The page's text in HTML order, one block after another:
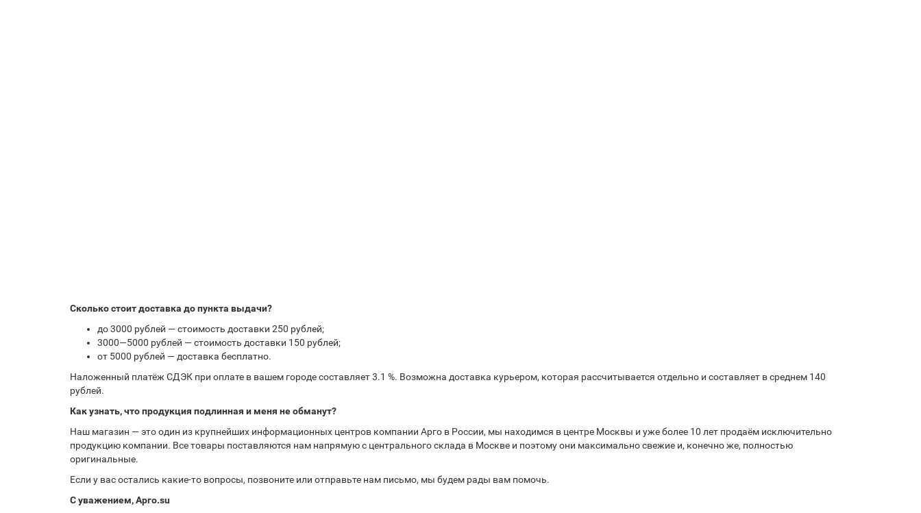
Сколько стоит доставка до пункта выдачи?
до 3000 рублей — стоимость доставки 250 рублей;
3000—5000 рублей — стоимость доставки 150 рублей;
от 5000 рублей — доставка бесплатно.
Наложенный платёж СДЭК при оплате в вашем городе составляет 3.1 %. Возможна доставка курьером, которая рассчитывается отдельно и составляет в среднем 140
рублей.
Как узнать, что продукция подлинная и меня не обманут?
Наш магазин — это один из крупнейших информационных центров компании Арго в России, мы находимся в центре Москвы и уже более 10 лет продаём исключительно
продукцию компании. Все товары поставляются нам напрямую с центрального склада в Москве и поэтому они максимально свежие и, конечно же, полностью
оригинальные.
Если у вас остались какие-то вопросы, позвоните или отправьте нам письмо, мы будем рады вам помочь.
С уважением, Арго.su